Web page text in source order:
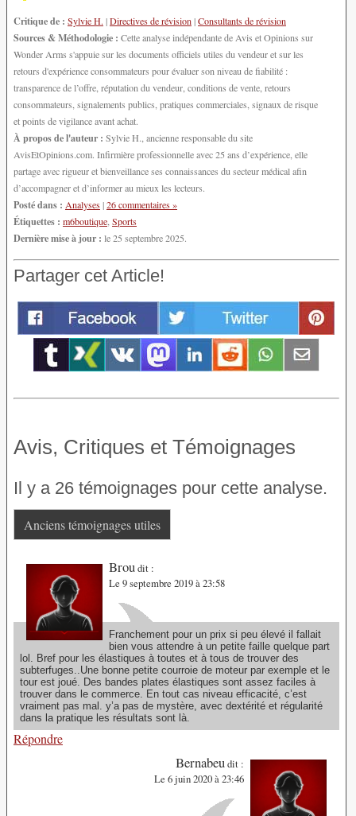
Critique de : Sylvie H. |Directives de révision|Consultants de révision
Sources & Méthodologie : Cette analyse indépendante de Avis et Opinions sur
Wonder Arms s'appuie sur les documents officiels utiles du vendeur et sur les
retours d'expérience consommateurs pour évaluer son niveau de fiabilité :
transparence de l’offre, réputation du vendeur, conditions de vente, retours
consommateurs, signalements publics, pratiques commerciales, signaux de risque
et points de vigilance avant achat.
À propos de l'auteur : Sylvie H., ancienne responsable du site
AvisEtOpinions.com. Infirmière professionnelle avec 25 ans d’expérience, elle
partage avec rigueur et bienveillance ses connaissances du secteur médical afin
d’accompagner et d’informer au mieux les lecteurs.
Posté dans : Analyses|26 commentaires »
Étiquettes : m6boutique Sports
Dernière mise à jour : le 25 septembre 2025.
Partager cet Article!
Avis, Critiques et Témoignages
Il y a 26 témoignages pour cette analyse.
Anciens témoignages utiles
Broudit :
Le 9 septembre 2019 à 23:58
Franchement pour un prix si peu élevé il fallait
bien vous attendre à un petite faille quelque part
lol. Bref pour les élastiques à toutes et à tous de trouver des
subterfuges..Une bonne petite courroie de moteur par exemple et le
tour est joué. Des bandes plates élastiques sont assez faciles à
trouver dans le commerce. En tout cas niveau efficacité, c’est
vraiment pas mal. y’a pas de mystère, avec dextérité et régularité
dans la pratique les résultats sont là.
Répondre
Bernabeudit :
Le 6 juin 2020 à 23:46